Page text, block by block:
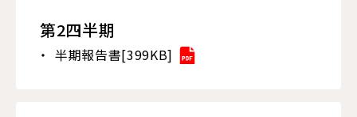
第2四半期
半期報告書[399KB]